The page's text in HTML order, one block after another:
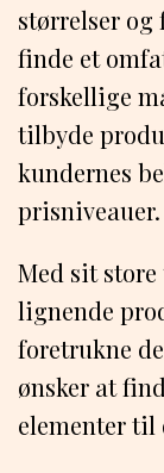
størrelser og
finde et
forskellige
tilbyde
kundernes
prisniveauer.
Med sit
lignende
foretrukne
ønsker at
elementer til